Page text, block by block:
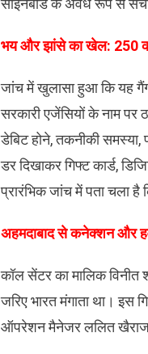
साइनबोर्ड के अवैध रूप से
​भय और झांसे का खेल: 250
जांच में खुलासा हुआ कि यह गैंग
सरकारी एजेंसियों के नाम पर
डेबिट होने, तकनीकी समस्या,
डर दिखाकर गिफ्ट कार्ड,
प्रारंभिक जांच में पता चला
अहमदाबाद से कनेक्शन और
कॉल सेंटर का मालिक विनीत
जरिए भारत मंगाता था। इस
ऑपरेशन मैनेजर ललित